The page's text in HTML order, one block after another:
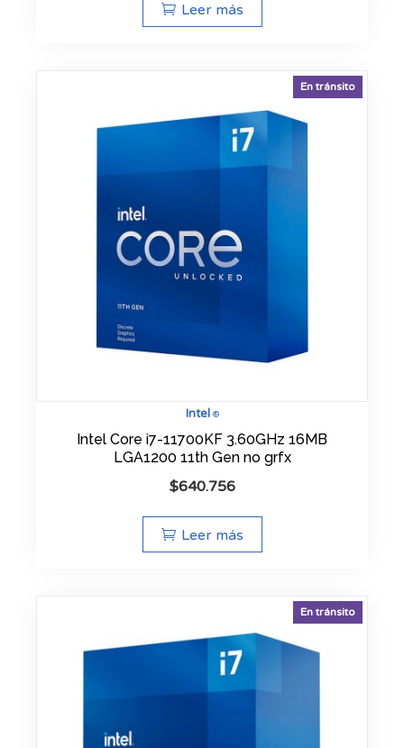
Leer más
Intel®
En tránsito
Intel Core i7-11700KF 3.60GHz 16MB
LGA1200 11th Gen no grfx
$640.756
Leer más
En tránsito